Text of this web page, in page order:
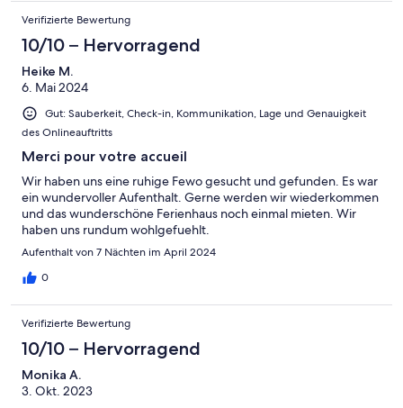
Verifizierte Bewertung
10/10 – Hervorragend
Heike M.
6. Mai 2024
Gut: Sauberkeit, Check-in, Kommunikation, Lage und Genauigkeit
des Onlineauftritts
Merci pour votre accueil
Wir haben uns eine ruhige Fewo gesucht und gefunden. Es war
ein wundervoller Aufenthalt. Gerne werden wir wiederkommen
und das wunderschöne Ferienhaus noch einmal mieten. Wir
haben uns rundum wohlgefuehlt.
Aufenthalt von 7 Nächten im April 2024
0
Verifizierte Bewertung
10/10 – Hervorragend
Monika A.
3. Okt. 2023